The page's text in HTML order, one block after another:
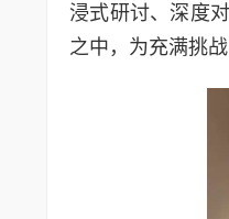
浸式研讨、深度
之中，为充满挑